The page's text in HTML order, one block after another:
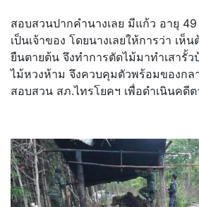
สอบสวนปากคำนางเลย มีแก้ว อายุ
เป็นเจ้าของ โดยนางเลยให้การว่า เห็
ยืนตายต้น จึงทำการตัดไม้มาทำเสารั้ว
ไม้หวงห้าม จึงควบคุมตัวพร้อมของกล
สอบสวน สภ.ไทรโยคฯ เพื่อดำเนินคดี